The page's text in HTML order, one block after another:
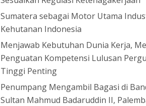
Sumatera sebagai Motor Utama
Kehutanan Indonesia
Menjawab Kebutuhan Dunia Kerja,
Penguatan Kompetensi Lulusan
Tinggi Penting
Penumpang Mengambil Bagasi di
Sultan Mahmud Badaruddin II,